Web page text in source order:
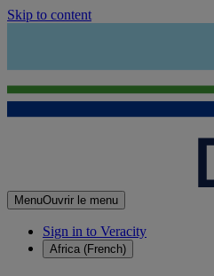
Skip to content
MenuOuvrir le menu
Sign in to Veracity
Africa (French)